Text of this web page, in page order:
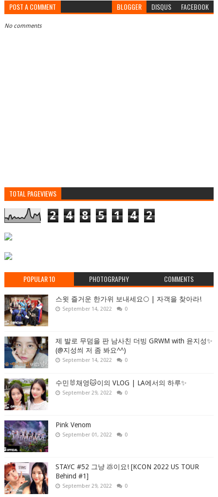
POST A COMMENT BLOGGER DISQUS FACEBOOK
No comments
TOTAL PAGEVIEWS
2 4 8 5 1 4 2
POPULAR 10 PHOTOGRAPHY COMMENTS
스윗 즐거운 한가위 보내세요🌕 | 자객을 찾아라!
September 14, 2022 0
제 발로 무덤을 판 남사친 더빙 GRWM with 윤지성✨
(@지성씌 저 좀 봐요^^)
September 14, 2022 0
수민🐰채영🐱이의 VLOG | LA에서의 하루✨
September 29, 2022 0
Pink Venom
September 01, 2022 0
STAYC #52 그냥 💩이요! [KCON 2022 US TOUR
Behind #1]
September 29, 2022 0